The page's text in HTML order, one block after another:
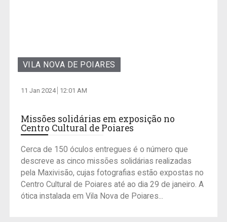
VILA NOVA DE POIARES
11 Jan 2024 12:01 AM
Missões solidárias em exposição no
Centro Cultural de Poiares
Cerca de 150 óculos entregues é o número que
descreve as cinco missões solidárias realizadas
pela Maxivisão, cujas fotografias estão expostas no
Centro Cultural de Poiares até ao dia 29 de janeiro. A
ótica instalada em Vila Nova de Poiares...